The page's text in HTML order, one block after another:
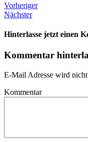
Vorheriger
Nächster
Hinterlasse jetzt einen
Kommentar
E-Mail Adresse wird
Kommentar